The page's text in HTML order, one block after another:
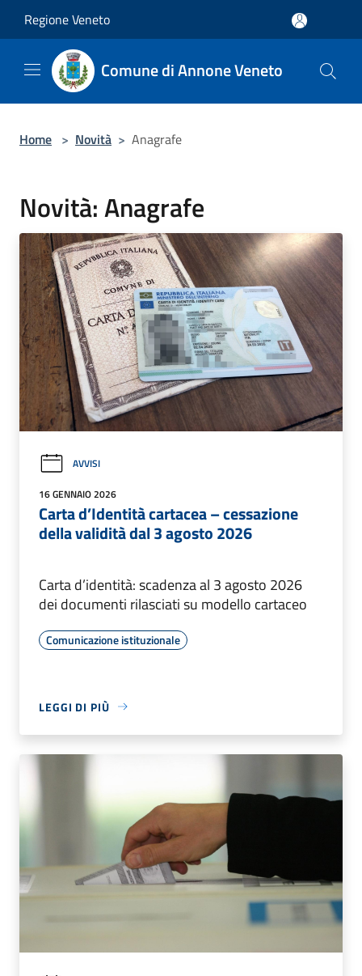
Regione Veneto
Comune di Annone Veneto
Home > Novità > Anagrafe
Novità: Anagrafe
AVVISI
16 GENNAIO 2026
Carta d’Identità cartacea – cessazione
della validità dal 3 agosto 2026
Carta d’identità: scadenza al 3 agosto 2026
dei documenti rilasciati su modello cartaceo
Comunicazione istituzionale
LEGGI DI PIÙ